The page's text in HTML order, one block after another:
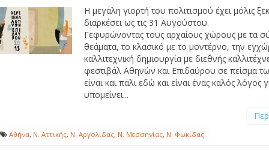
Η μεγάλη γιορτή του πολιτισμού έχει μόλις
διαρκέσει ως τις 31 Αυγούστου.
Γεφυρώνοντας τους αρχαίους χώρους με τα
θεάματα, το κλασικό με το μοντέρνο, την
καλλιτεχνική δημιουργία με διεθνής
φεστιβάλ Αθηνών και Επιδαύρου σε πείσμα
είναι και πάλι εδώ και είναι ένας καλός λόγος
υπομείνει...
Αθήνα, Ν. Αττικής, Ν. Αργολίδας, Ν. Μεσσηνίας, Ν. Φωκίδας